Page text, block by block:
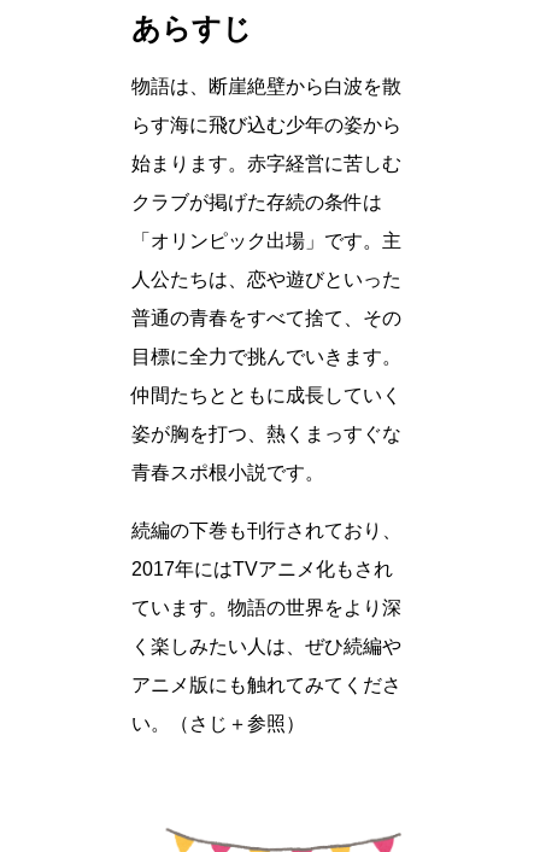
あらすじ
物語は、断崖絶壁から白波を散
らす海に飛び込む少年の姿から
始まります。赤字経営に苦しむ
クラブが掲げた存続の条件は
「オリンピック出場」です。主
人公たちは、恋や遊びといった
普通の青春をすべて捨て、その
目標に全力で挑んでいきます。
仲間たちとともに成長していく
姿が胸を打つ、熱くまっすぐな
青春スポ根小説です。
続編の下巻も刊行されており、
2017年にはTVアニメ化もされ
ています。物語の世界をより深
く楽しみたい人は、ぜひ続編や
アニメ版にも触れてみてくださ
い。（さじ＋参照）